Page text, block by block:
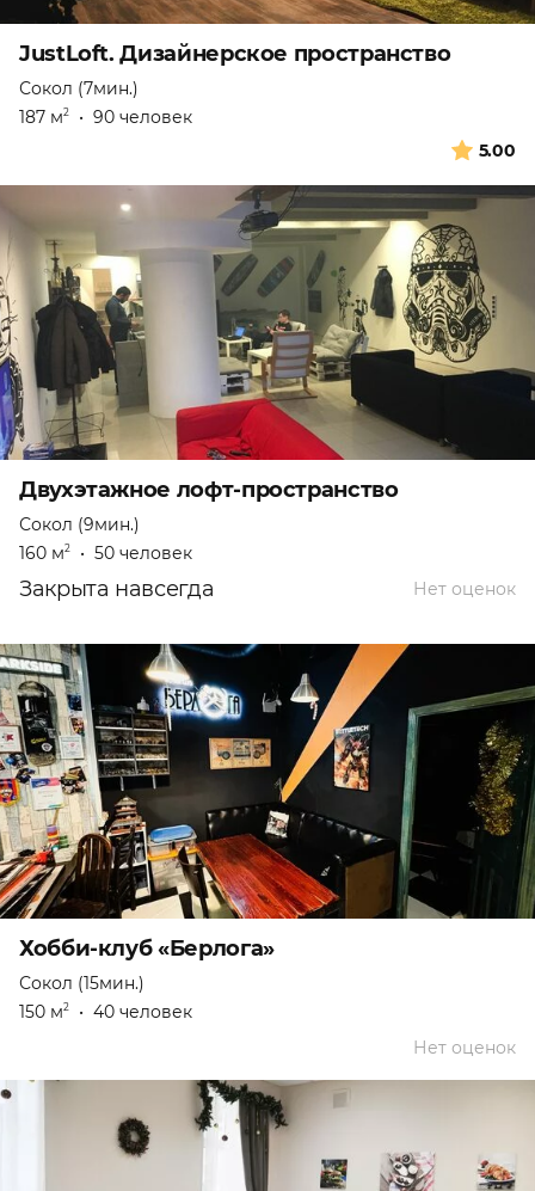
JustLoft. Дизайнерское пространство
Сокол (7мин.)
187 м2 • 90 человек
5.00
Двухэтажное лофт-пространство
Сокол (9мин.)
160 м2 • 50 человек
Нет оценок
Закрыта навсегда
Хобби-клуб «Берлога»
Сокол (15мин.)
150 м2 • 40 человек
Нет оценок